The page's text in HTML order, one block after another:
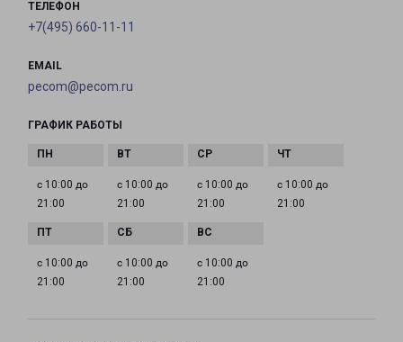
ТЕЛЕФОН
+7(495) 660-11-11
EMAIL
pecom@pecom.ru
ГРАФИК РАБОТЫ
с 10:00 до
21:00
с 10:00 до
21:00
с 10:00 до
21:00
с 10:00 до
21:00
с 10:00 до
21:00
с 10:00 до
21:00
с 10:00 до
21:00